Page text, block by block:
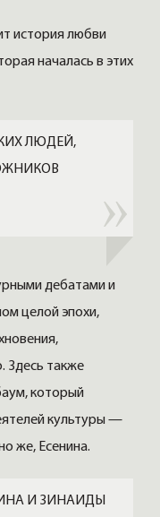
история любви
началась в этих
ЛЮДЕЙ,
дебатами и
целой эпохи,
Здесь также
который
культуры —
же, Есенина.
И ЗИНАИДЫ